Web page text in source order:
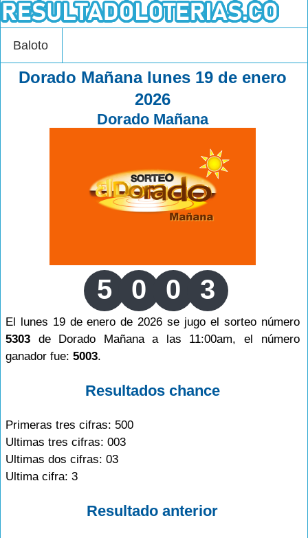
Baloto
Dorado Mañana lunes 19 de enero
2026
Dorado Mañana
5 0 0 3
El lunes 19 de enero de 2026 se jugo el sorteo número
5303 de Dorado Mañana a las 11:00am, el número
ganador fue: 5003.
Resultados chance
Primeras tres cifras: 500
Ultimas tres cifras: 003
Ultimas dos cifras: 03
Ultima cifra: 3
Resultado anterior